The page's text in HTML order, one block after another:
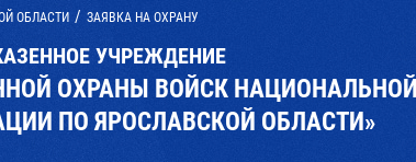
ОБЛАСТИ ЗАЯВКА НА ОХРАНУ
УЧРЕЖДЕНИЕ
ОХРАНЫ ВОЙСК НАЦИОНАЛЬНОЙ
ПО ЯРОСЛАВСКОЙ ОБЛАСТИ»